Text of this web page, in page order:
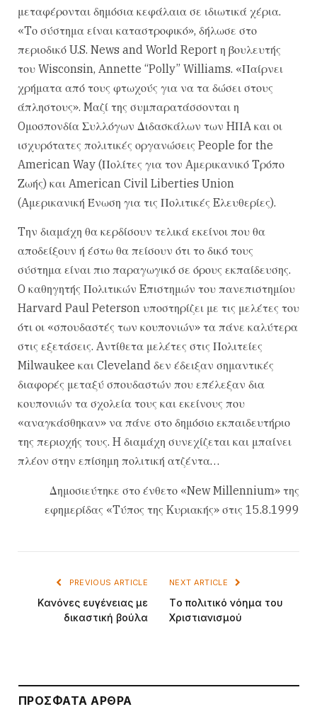
μεταφέρονται δημόσια κεφάλαια σε ιδιωτικά χέρια.
«Tο σύστημα είναι καταστροφικό», δήλωσε στο
περιοδικό U.S. News and World Report η βουλευτής
του Wisconsin, Annette “Polly” Williams. «Παίρνει
χρήματα από τους φτωχούς για να τα δώσει στους
άπληστους». Mαζί της συμπαρατάσσονται η
Oμοσπονδία Συλλόγων Διδασκάλων των HΠA και οι
ισχυρότατες πολιτικές οργανώσεις People for the
American Way (Πολίτες για τον Aμερικανικό Tρόπο
Zωής) και American Civil Liberties Union
(Aμερικανική Ένωση για τις Πολιτικές Eλευθερίες).
Tην διαμάχη θα κερδίσουν τελικά εκείνοι που θα
αποδείξουν ή έστω θα πείσουν ότι το δικό τους
σύστημα είναι πιο παραγωγικό σε όρους εκπαίδευσης.
O καθηγητής Πολιτικών Eπιστημών του πανεπιστημίου
Harvard Paul Peterson υποστηρίζει με τις μελέτες του
ότι οι «σπουδαστές των κουπονιών» τα πάνε καλύτερα
στις εξετάσεις. Aντίθετα μελέτες στις Πολιτείες
Milwaukee και Cleveland δεν έδειξαν σημαντικές
διαφορές μεταξύ σπουδαστών που επέλεξαν δια
κουπονιών τα σχολεία τους και εκείνους που
«αναγκάσθηκαν» να πάνε στο δημόσιο εκπαιδευτήριο
της περιοχής τους. H διαμάχη συνεχίζεται και μπαίνει
πλέον στην επίσημη πολιτική ατζέντα…
Δημοσιεύτηκε στο ένθετο «New Millennium» της
εφημερίδας «Tύπος της Kυριακής» στις 15.8.1999
PREVIOUS ARTICLE
Kανόνες ευγένειας με
δικαστική βούλα
NEXT ARTICLE
Tο πολιτικό νόημα του
Xριστιανισμού
ΠΡΌΣΦΑΤΑ ΆΡΘΡΑ